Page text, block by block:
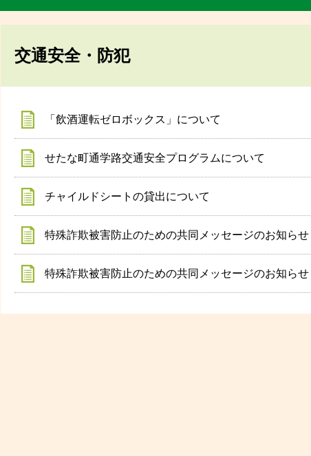
交通安全・防犯
「飲酒運転ゼロボックス」について
せたな町通学路交通安全プログラムについて
チャイルドシートの貸出について
特殊詐欺被害防止のための共同メッセージのお知らせ
特殊詐欺被害防止のための共同メッセージのお知らせ